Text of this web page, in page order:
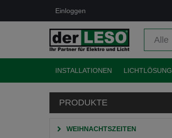
Einloggen
INSTALLATIONEN
PRODUKTE
WEIHNACHTSZEITEN